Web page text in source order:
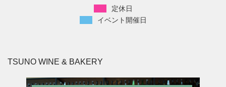
定休日
イベント開催日
TSUNO WINE & BAKERY